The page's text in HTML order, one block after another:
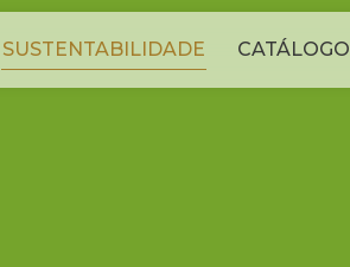
SUSTENTABILIDADE CATÁLOGO